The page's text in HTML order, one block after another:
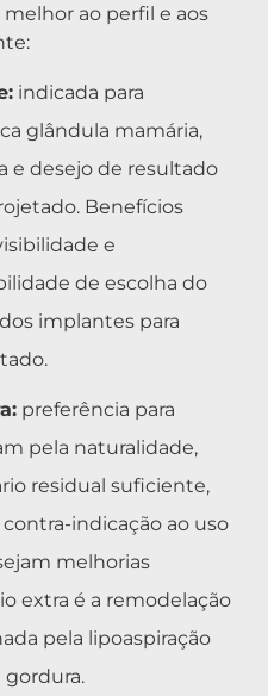
ao perfil e aos
indicada para
glândula mamária,
e desejo de resultado
Benefícios
e
de escolha do
implantes para
preferência para
pela naturalidade,
residual suficiente,
indicação ao uso
melhorias
extra é a remodelação
pela lipoaspiração
gordura.